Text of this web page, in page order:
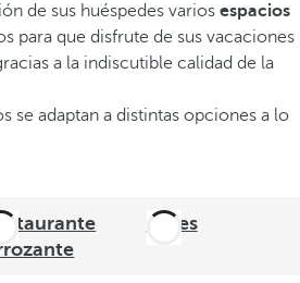
de sus huéspedes varios espacios
para que disfrute de sus vacaciones
a la indiscutible calidad de la
se adaptan a distintas opciones a lo
Bares